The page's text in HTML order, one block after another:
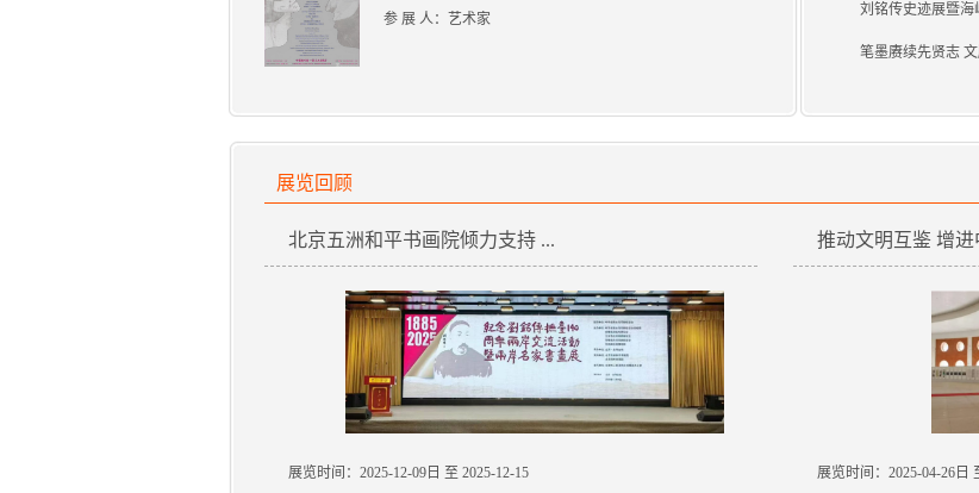
参 展 人：艺术家
刘铭传史迹展暨
笔墨赓续先贤志
展览回顾
北京五洲和平书画院倾力支持 ...
展览时间：2025-12-09日 至 2025-12-15
推动文明互鉴 增
展览时间：2025-04-26日